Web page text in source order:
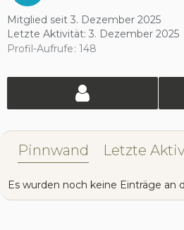
Mitglied seit 3. Dezember 2025
Letzte Aktivität: 3. Dezember 2025
Profil-Aufrufe 148
Pinnwand Letzte
Es wurden noch keine Einträge an